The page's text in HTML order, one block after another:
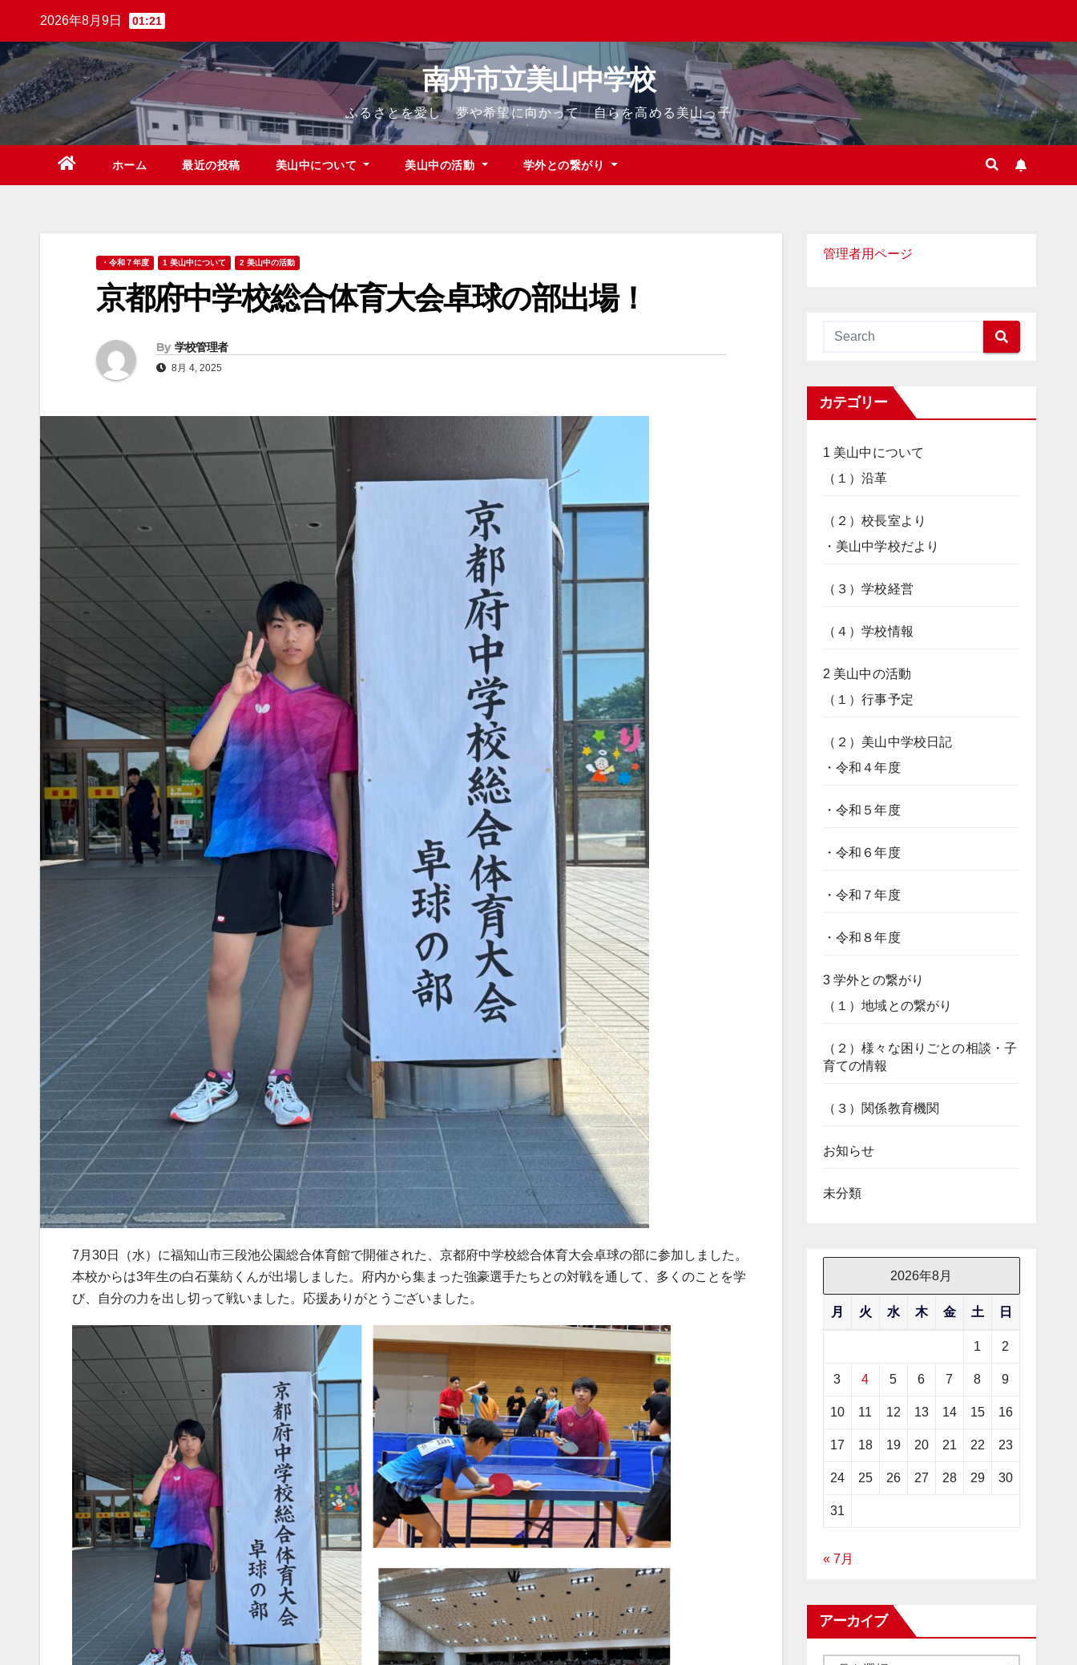
content
2026年8月9日 01:21
南丹市立美山中学校
ふるさとを愛し 夢や希望に向かって 自らを高める美山っ子
ホーム 最近の投稿 美山中について 美山中の活動 学外との繋がり
・令和７年度 1 美山中について 2 美山中の活動
京都府中学校総合体育大会卓球の部出場！
By 学校管理者
8月 4, 2025
7月30日（水）に福知山市三段池公園総合体育館で開催された、京都府中学校総合体育大会卓球の部に参加しました。
本校からは3年生の白石葉紡くんが出場しました。府内から集まった強豪選手たちとの対戦を通して、多くのことを学
び、自分の力を出し切って戦いました。応援ありがとうございました。
管理者用ページ
カテゴリー
1 美山中について
（１）沿革
（２）校長室より
・美山中学校だより
（３）学校経営
（４）学校情報
2 美山中の活動
（１）行事予定
（２）美山中学校日記
・令和４年度
・令和５年度
・令和６年度
・令和７年度
・令和８年度
3 学外との繋がり
（１）地域との繋がり
（２）様々な困りごとの相談・子
育ての情報
（３）関係教育機関
お知らせ
未分類
2026年8月
月 火 水 木 金 土 日
1 2
3 4 5 6 7 8 9
10 11 12 13 14 15 16
17 18 19 20 21 22 23
24 25 26 27 28 29 30
31
« 7月
アーカイブ